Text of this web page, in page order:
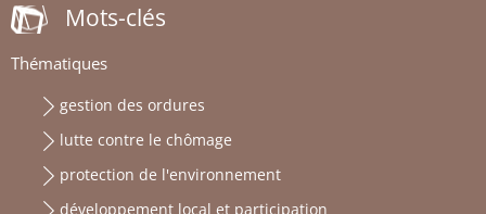
Mots-clés
Thématiques
gestion des ordures
lutte contre le chômage
protection de l'environnement
développement local et participation